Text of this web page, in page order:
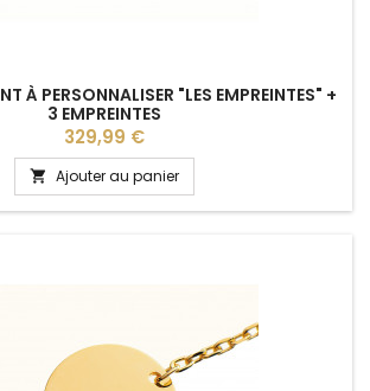
À PERSONNALISER "LES EMPREINTES" +
3 EMPREINTES
Prix
329,99 €
 Ajouter au panier